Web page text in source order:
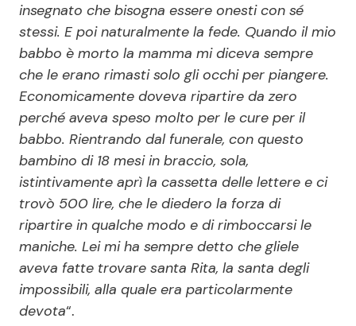
insegnato che bisogna essere onesti con sé
stessi. E poi naturalmente la fede. Quando il mio
babbo è morto la mamma mi diceva sempre
che le erano rimasti solo gli occhi per piangere.
Economicamente doveva ripartire da zero
perché aveva speso molto per le cure per il
babbo. Rientrando dal funerale, con questo
bambino di 18 mesi in braccio, sola,
istintivamente aprì la cassetta delle lettere e ci
trovò 500 lire, che le diedero la forza di
ripartire in qualche modo e di rimboccarsi le
maniche. Lei mi ha sempre detto che gliele
aveva fatte trovare santa Rita, la santa degli
impossibili, alla quale era particolarmente
devota“.